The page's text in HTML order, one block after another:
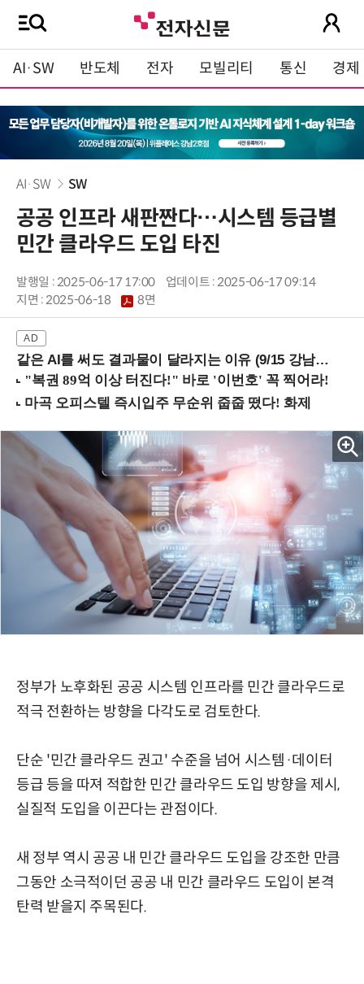
AI·SW 반도체 전자 모빌리티 통신 경제
AI·SW SW
공공 인프라 새판짠다…시스템 등급별
민간 클라우드 도입 타진
발행일 : 2025-06-17 17:00
업데이트 : 2025-06-17 09:14
지면 :2025-06-18 8면
같은 AI를 써도 결과물이 달라지는 이유 (9/15 강남역)
정부가 노후화된 공공 시스템 인프라를 민간 클라우드로
적극 전환하는 방향을 다각도로 검토한다.
단순 '민간 클라우드 권고' 수준을 넘어 시스템·데이터
등급 등을 따져 적합한 민간 클라우드 도입 방향을 제시,
실질적 도입을 이끈다는 관점이다.
새 정부 역시 공공 내 민간 클라우드 도입을 강조한 만큼
그동안 소극적이던 공공 내 민간 클라우드 도입이 본격
탄력 받을지 주목된다.